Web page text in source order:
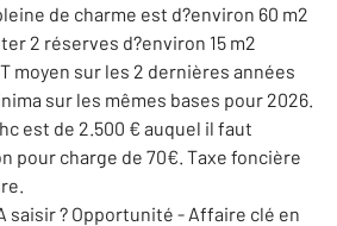
de charme est d?environ 60 m2
2 réserves d?environ 15 m2
moyen sur les 2 dernières années
sur les mêmes bases pour 2026.
est de 2.500 € auquel il faut
pour charge de 70€. Taxe foncière
saisir ? Opportunité - Affaire clé en